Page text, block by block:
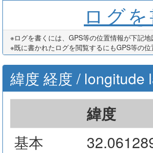
ログ
※ログを書くには、GPS等の位置情報が下記
※既に書かれたログを閲覧するにもGPS等の
緯度 経度 / longitude
緯度
基本